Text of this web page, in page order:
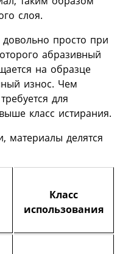
слоя.
довольно просто при
абразивный
на образце
износ. Чем
для
класс истирания.
материалы делятся
Класс
использования